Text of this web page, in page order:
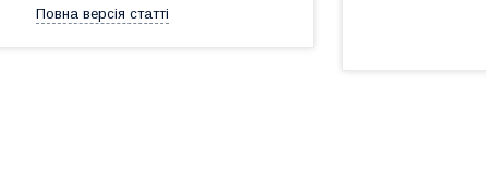
Повна версія статті